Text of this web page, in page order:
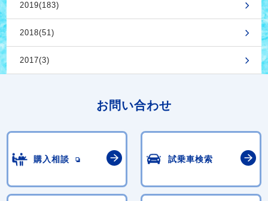
2019(183)
2018(51)
2017(3)
お問い合わせ
購入相談 試乗車検索